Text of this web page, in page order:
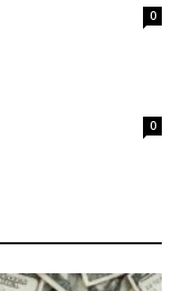
0
0